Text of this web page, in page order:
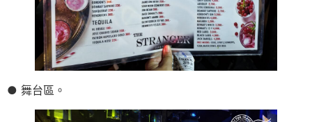
● 舞台區。